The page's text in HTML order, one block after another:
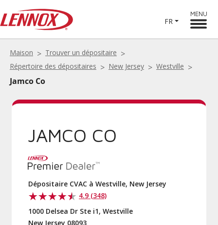
FR
MENU
Maison
Trouver un dépositaire
Répertoire des dépositaires
New Jersey Westville
Jamco Co
JAMCO CO
Dépositaire CVAC à Westville, New Jersey
4.9 (348)
1000 Delsea Dr Ste i1, Westville
New Jersey 08093